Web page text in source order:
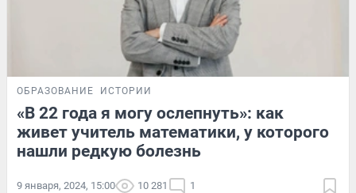
ОБРАЗОВАНИЕ ИСТОРИИ
«В 22 года я могу ослепнуть»: как
живет учитель математики, у которого
нашли редкую болезнь
9 января, 2024, 15:00 10 281 1